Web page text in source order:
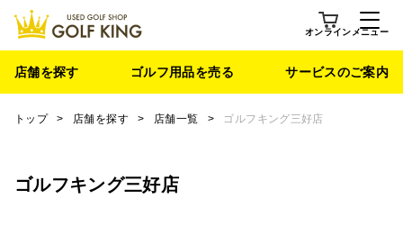
オンライン メニュー
店舗を探す ゴルフ用品を売る サービスのご案内
トップ > 店舗を探す > 店舗一覧 > ゴルフキング三好店
ゴルフキング三好店